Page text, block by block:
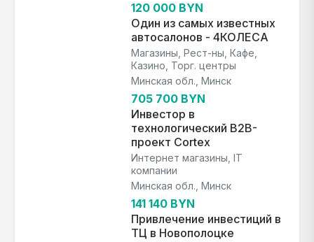
120 000 BYN
Один из самых известных
автосалонов - 4КОЛЕСА
Магазины, Рест-ны, Кафе,
Казино, Торг. центры
Минская обл., Минск
705 700 BYN
Инвестор в
технологический B2B-
проект Cortex
Интернет магазины, IT
компании
Минская обл., Минск
141 140 BYN
Привлечение инвестиций в
ТЦ в Новополоцке